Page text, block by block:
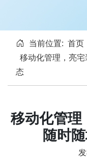
当前位置: 首页
移动化管理，亮
态
移动化管理
随时